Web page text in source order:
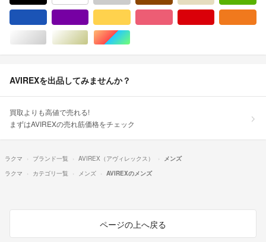
シルバー/銀色系ゴールド/金色系マルチカラー
AVIREXを出品してみませんか？
買取よりも高値で売れる!
まずはAVIREXの売れ筋価格をチェック
ラクマ ブランド一覧 AVIREX（アヴィレックス）
メンズ
ラクマ
カテゴリ一覧 メンズ AVIREXのメンズ
ページの上へ戻る